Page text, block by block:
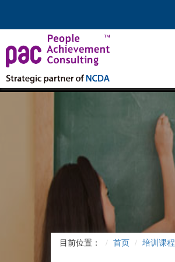
目前位置： 首页 培训课程